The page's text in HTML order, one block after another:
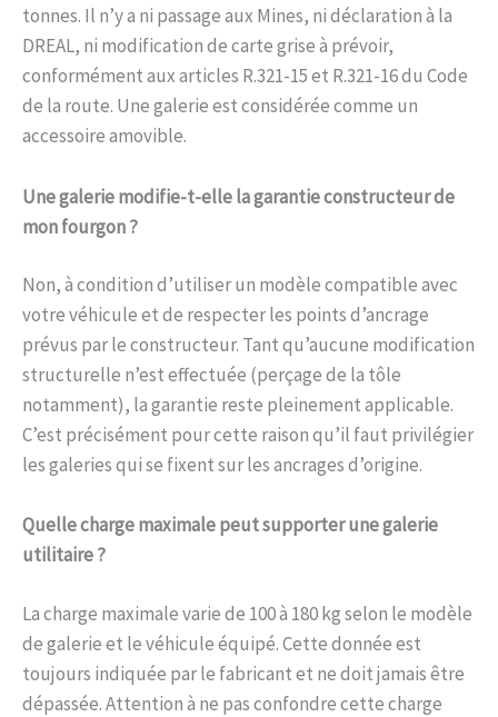
tonnes. Il n’y a ni passage aux Mines, ni déclaration à la
DREAL, ni modification de carte grise à prévoir,
conformément aux articles R.321-15 et R.321-16 du Code
de la route. Une galerie est considérée comme un
accessoire amovible.
Une galerie modifie-t-elle la garantie constructeur de
mon fourgon ?
Non, à condition d’utiliser un modèle compatible avec
votre véhicule et de respecter les points d’ancrage
prévus par le constructeur. Tant qu’aucune modification
structurelle n’est effectuée (perçage de la tôle
notamment), la garantie reste pleinement applicable.
C’est précisément pour cette raison qu’il faut privilégier
les galeries qui se fixent sur les ancrages d’origine.
Quelle charge maximale peut supporter une galerie
utilitaire ?
La charge maximale varie de 100 à 180 kg selon le modèle
de galerie et le véhicule équipé. Cette donnée est
toujours indiquée par le fabricant et ne doit jamais être
dépassée. Attention à ne pas confondre cette charge